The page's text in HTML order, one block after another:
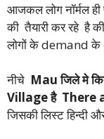
आजकल लोग नॉर्मल ही
की तैयारी कर रहे है की
लोगों के demand के
नीचे Mau जिले मे
Village है There
जिसकी लिस्ट हिन्दी